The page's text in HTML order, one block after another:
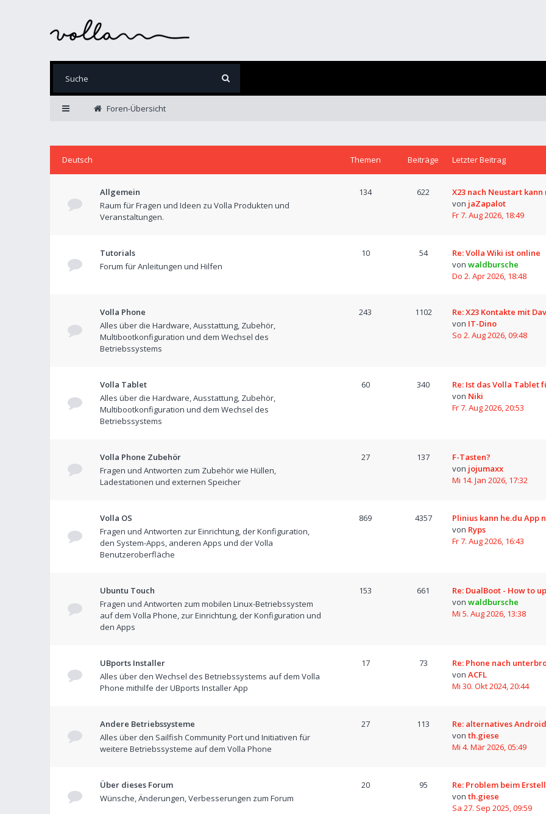
Foren-Übersicht
Deutsch Themen Beiträge Letzter Beitrag
Allgemein
Raum für Fragen und Ideen zu Volla Produkten und
Veranstaltungen.
134 622
X23 nach Neustart
von jaZapalot
Fr 7. Aug 2026, 18:49
Tutorials
Forum für Anleitungen und Hilfen
10 54
Re: Volla Wiki ist online
von waldbursche
Do 2. Apr 2026, 18:48
Volla Phone
Alles über die Hardware, Ausstattung, Zubehör,
Multibootkonfiguration und dem Wechsel des
Betriebssystems
243 1102
Re: X23 Kontakte mit
von IT-Dino
So 2. Aug 2026, 09:48
Volla Tablet
Alles über die Hardware, Ausstattung, Zubehör,
Multibootkonfiguration und dem Wechsel des
Betriebssystems
60 340
Re: Ist das Volla Tablet
von Niki
Fr 7. Aug 2026, 20:53
Volla Phone Zubehör
Fragen und Antworten zum Zubehör wie Hüllen,
Ladestationen und externen Speicher
27 137
F-Tasten?
von jojumaxx
Mi 14. Jan 2026, 17:32
Volla OS
Fragen und Antworten zur Einrichtung, der Konfiguration,
den System-Apps, anderen Apps und der Volla
Benutzeroberfläche
869 4357
Plinius kann he.du App
von Ryps
Fr 7. Aug 2026, 16:43
Ubuntu Touch
Fragen und Antworten zum mobilen Linux-Betriebssystem
auf dem Volla Phone, zur Einrichtung, der Konfiguration und
den Apps
153 661
Re: DualBoot - How to
von waldbursche
Mi 5. Aug 2026, 13:38
UBports Installer
Alles über den Wechsel des Betriebssystems auf dem Volla
Phone mithilfe der UBports Installer App
17 73
Re: Phone nach
von ACFL
Mi 30. Okt 2024, 20:44
Andere Betriebssysteme
Alles über den Sailfish Community Port und Initiativen für
weitere Betriebssysteme auf dem Volla Phone
27 113
Re: alternatives
von th.giese
Mi 4. Mär 2026, 05:49
Über dieses Forum
Wünsche, Änderungen, Verbesserungen zum Forum
20 95
Re: Problem beim
von th.giese
Sa 27. Sep 2025, 09:59